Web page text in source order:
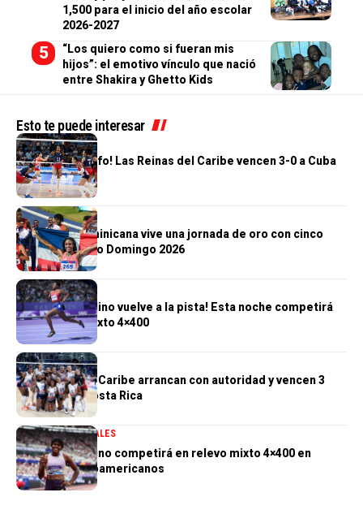
1,500 para el inicio del año escolar
2026-2027
“Los quiero como si fueran mis
hijos”: el emotivo vínculo que nació
entre Shakira y Ghetto Kids
Esto te puede interesar
DEPORTES
¡Segundo triunfo! Las Reinas del Caribe vencen 3-0 a Cuba
DEPORTES
República Dominicana vive una jornada de oro con cinco
títulos en Santo Domingo 2026
DEPORTES
¡Marileidy Paulino vuelve a la pista! Esta noche competirá
en el relevo mixto 4×400
DEPORTES
Las Reinas del Caribe arrancan con autoridad y vencen 3
sets por 0 a Costa Rica
DEPORTESGENERALES
Marileidy Paulino competirá en relevo mixto 4×400 en
Juegos Centroamericanos